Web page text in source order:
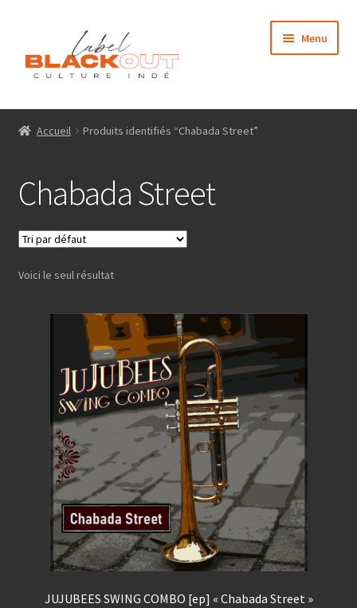
lacontenu
Menu
Accueil
Qui sommes nous ?
Contact
Boutique
Mon compte
Accueil Produits identifiés “Chabada Street”
Chabada Street
Voici le seul résultat
JUJUBEES SWING COMBO [ep] « Chabada Street »